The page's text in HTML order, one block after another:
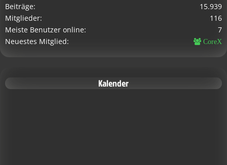
Beiträge
15.939
Mitglieder
116
Meiste Benutzer online
7
Neuestes Mitglied
CoreX
Kalender